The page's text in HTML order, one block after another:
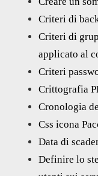
Criteri di
Criteri di
applicato al
Criteri
Crittografia
Cronologia
Css icona
Data di
Definire lo